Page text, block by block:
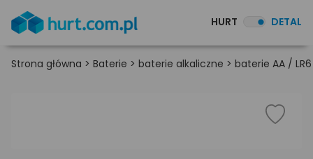
HURT DETAL
Strona główna > Baterie > baterie alkaliczne > baterie AA / LR6